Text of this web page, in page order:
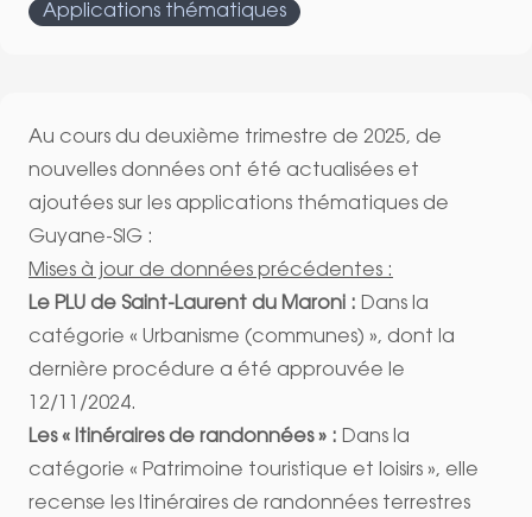
Applications thématiques
Au cours du deuxième trimestre de 2025, de
nouvelles données ont été actualisées et
ajoutées sur les applications thématiques de
Guyane-SIG :
Mises à jour de données précédentes :
Le PLU de Saint-Laurent du Maroni : Dans la
catégorie « Urbanisme (communes) », dont la
dernière procédure a été approuvée le
12/11/2024.
Les « Itinéraires de randonnées » : Dans la
catégorie « Patrimoine touristique et loisirs », elle
recense les Itinéraires de randonnées terrestres